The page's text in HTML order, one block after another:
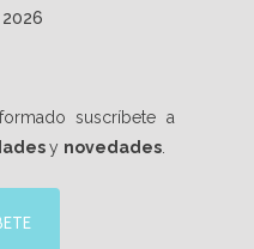
suscríbete a
y novedades